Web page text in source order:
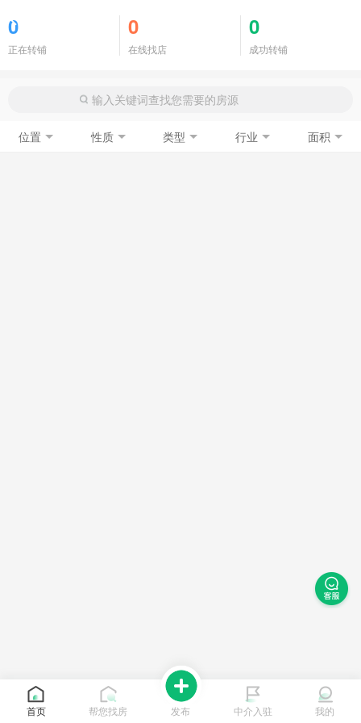
0
正在转铺
0
在线找店
0
成功转铺
位置 性质 类型 行业 面积
首页 帮您找房 发布 中介入驻 我的